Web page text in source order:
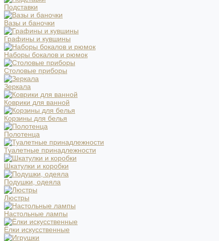
Подставки
Вазы и баночки
Графины и кувшины
Наборы бокалов и рюмок
Столовые приборы
Зеркала
Коврики для ванной
Корзины для белья
Полотенца
Туалетные принадлежности
Шкатулки и коробки
Подушки, одеяла
Люстры
Настольные лампы
Ёлки искусственные